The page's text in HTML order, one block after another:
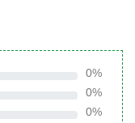
0%
0%
0%